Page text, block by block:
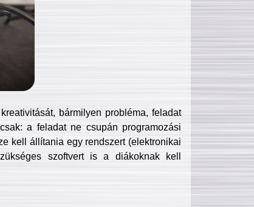
bármilyen probléma, feladat
a feladat ne csupán programozási
kell állítania egy rendszert (elektronikai
szoftvert is a diákoknak kell